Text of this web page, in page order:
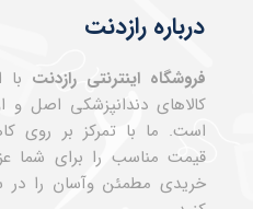
درباره رازدنت
فروشگاه اینترنتی رازدنت با
کالاهای دندانپزشکی اصل و
است. ما با تمرکز بر روی
قیمت مناسب را برای شما
خریدی مطمئن وآسان را در